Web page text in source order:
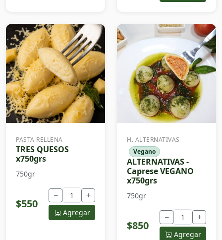
PASTA RELLENA
TRES QUESOS
x750grs
750gr
$550
− +
Agregar
H. ALTERNATIVAS
Vegano
ALTERNATIVAS -
Caprese VEGANO
x750grs
750gr
$850
− +
Agregar